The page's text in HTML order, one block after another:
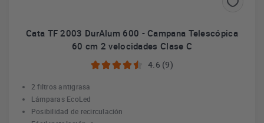
Cata TF 2003 DurAlum 600 - Campana Telescópica
60 cm 2 velocidades Clase C
4.6 (9)
2 filtros antigrasa
Lámparas EcoLed
Posibilidad de recirculación